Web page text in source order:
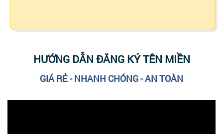
HƯỚNG DẪN ĐĂNG KÝ TÊN MIỀN
GIÁ RẺ - NHANH CHÓNG - AN TOÀN